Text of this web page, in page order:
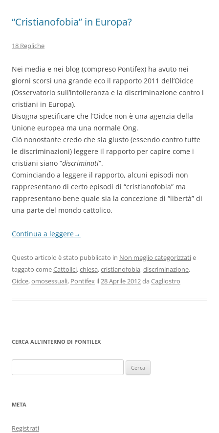
“Cristianofobia” in Europa?
18 Repliche
Nei media e nei blog (compreso Pontifex) ha avuto nei
giorni scorsi una grande eco il rapporto 2011 dell’Oidce
(Osservatorio sull’intolleranza e la discriminazione contro i
cristiani in Europa).
Bisogna specificare che l’Oidce non è una agenzia della
Unione europea ma una normale Ong.
Ciò nonostante credo che sia giusto (essendo contro tutte
le discriminazioni) leggere il rapporto per capire come i
cristiani siano “discriminati“.
Cominciando a leggere il rapporto, alcuni episodi non
rappresentano di certo episodi di “cristianofobia” ma
rappresentano bene quale sia la concezione di “libertà” di
una parte del mondo cattolico.
Continua a leggere→
Questo articolo è stato pubblicato in Non meglio categorizzatie
taggato comeCattolici,chiesa,cristianofobia,discriminazione,
Oidce,omosessuali, Pontifex il28 Aprile 2012da Cagliostro
CERCA ALL’INTERNO DI PONTILEX
per:
META
Registrati